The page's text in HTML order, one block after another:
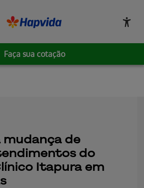
Faça sua cotação
mudança de
do
Itapura em